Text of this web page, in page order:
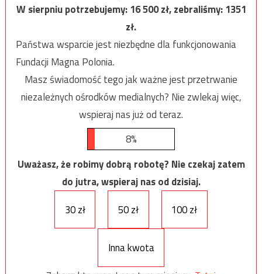
W sierpniu potrzebujemy:16 500zł, zebraliśmy:1351
zł.
Państwa wsparcie jest niezbędne dla funkcjonowania
Fundacji Magna Polonia.
Masz świadomość tego jak ważne jest przetrwanie
niezależnych ośrodków medialnych? Nie zwlekaj więc,
wspieraj nas już od teraz.
8%
Uważasz, że robimy dobrą robotę? Nie czekaj zatem
do jutra, wspieraj nas od dzisiaj.
30 zł
50 zł 100 zł
Inna kwota